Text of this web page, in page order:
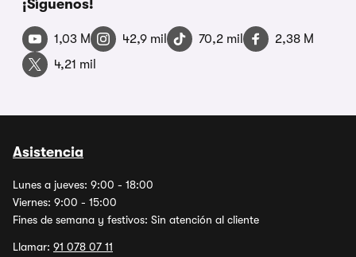
¡Síguenos!
1,03 M 42,9 mil 70,2 mil
2,38 M
4,21 mil
Asistencia
Lunes a jueves: 9:00 - 18:00
Viernes: 9:00 - 15:00
Fines de semana y festivos: Sin atención al cliente
Llamar: 91 078 07 11